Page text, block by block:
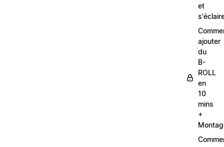
et
ajouter
du
B-
ROLL
en
10
mins
+